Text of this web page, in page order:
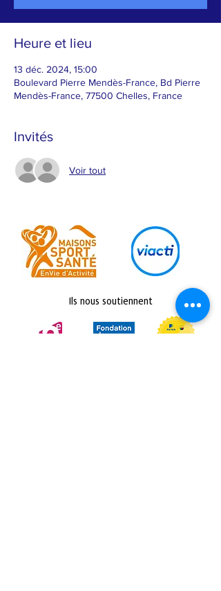
Heure et lieu
13 déc. 2024, 15:00
Boulevard Pierre Mendès-France, Bd Pierre
Mendès-France, 77500 Chelles, France
Invités
Voir tout
Ils nous soutiennent